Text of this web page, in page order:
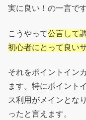
実に良い！の一言です
こうやって公言して
初心者にとって良い
それをポイントイン
ます。特にポイント
ス利用がメインとな
ったと言えます。